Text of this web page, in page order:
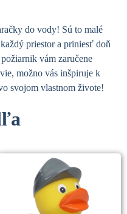
do vody! Sú to malé
priestor a priniesť doň
vám zaručene
možno vás inšpiruje k
svojom vlastnom živote!